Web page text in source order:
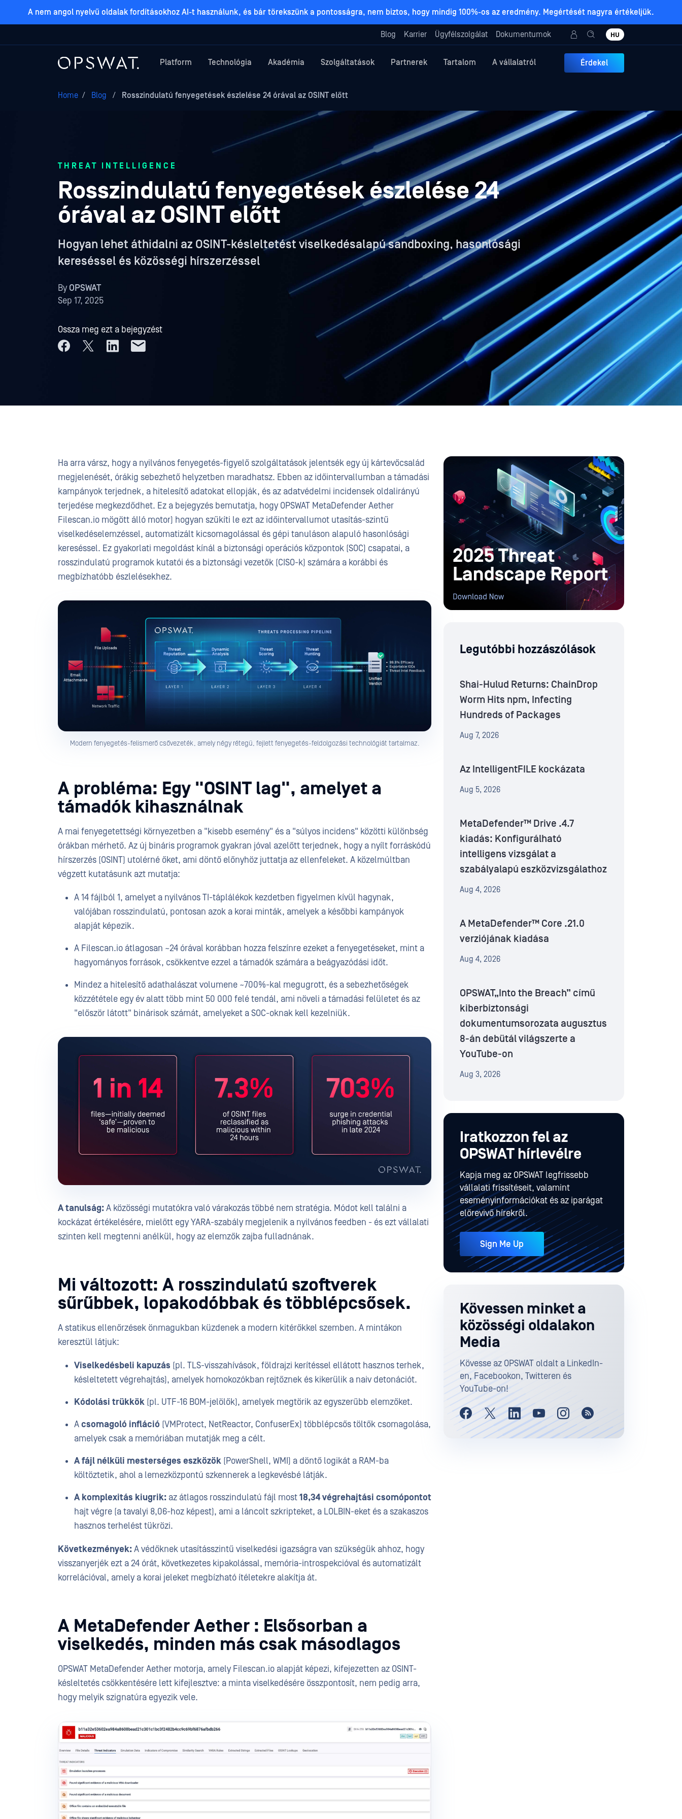
A nem angol nyelvű oldalak fordításokhoz AI-t használunk, és bár törekszünk a pontosságra, nem biztos, hogy mindig 100%-os az eredmény. Megértését nagyra értékeljük.
Blog Karrier Ügyfélszolgálat Dokumentumok HU
Platform Technológia Akadémia Szolgáltatások Partnerek Tartalom A vállalatról Érdekel
Home / Blog / Rosszindulatú fenyegetések észlelése 24 órával az OSINT előtt
THREAT INTELLIGENCE
Rosszindulatú fenyegetések észlelése 24
órával az OSINT előtt
Hogyan lehet áthidalni az OSINT-késleltetést viselkedésalapú sandboxing, hasonlósági
kereséssel és közösségi hírszerzéssel
ByOPSWAT
Sep 17, 2025
Ossza meg ezt a bejegyzést
Ha arra vársz, hogy a nyilvános fenyegetés-figyelő szolgáltatások jelentsék egy új kártevőcsalád
megjelenését, órákig sebezhető helyzetben maradhatsz. Ebben az időintervallumban a támadási
kampányok terjednek, a hitelesítő adatokat ellopják, és az adatvédelmi incidensek oldalirányú
terjedése megkezdődhet. Ez a bejegyzés bemutatja, hogy OPSWAT MetaDefender Aether
Filescan.io mögött álló motor) hogyan szűkíti le ezt az időintervallumot utasítás-szintű
viselkedéselemzéssel, automatizált kicsomagolással és gépi tanuláson alapuló hasonlósági
kereséssel. Ez gyakorlati megoldást kínál a biztonsági operációs központok (SOC) csapatai, a
rosszindulatú programok kutatói és a biztonsági vezetők (CISO-k) számára a korábbi és
megbízhatóbb észlelésekhez.
Modern fenyegetés-felismerő csővezeték, amely négy rétegű, fejlett fenyegetés-feldolgozási technológiát tartalmaz.
A probléma: Egy "OSINT lag", amelyet a
támadók kihasználnak
A mai fenyegetettségi környezetben a "kisebb esemény" és a "súlyos incidens" közötti különbség
órákban mérhető. Az új bináris programok gyakran jóval azelőtt terjednek, hogy a nyílt forráskódú
hírszerzés (OSINT) utolérné őket, ami döntő előnyhöz juttatja az ellenfeleket. A közelmúltban
végzett kutatásunk azt mutatja:
A 14 fájlból 1, amelyet a nyilvános TI-táplálékok kezdetben figyelmen kívül hagynak,
valójában rosszindulatú, pontosan azok a korai minták, amelyek a későbbi kampányok
alapját képezik.
A Filescan.io átlagosan ~24 órával korábban hozza felszínre ezeket a fenyegetéseket, mint a
hagyományos források, csökkentve ezzel a támadók számára a beágyazódási időt.
Mindez a hitelesítő adathalászat volumene ~700%-kal megugrott, és a sebezhetőségek
közzététele egy év alatt több mint 50 000 felé tendál, ami növeli a támadási felületet és az
"először látott" binárisok számát, amelyeket a SOC-oknak kell kezelniük.
A tanulság:A közösségi mutatókra való várakozás többé nem stratégia. Módot kell találni a
kockázat értékelésére, mielőtt egy YARA-szabály megjelenik a nyilvános feedben - és ezt vállalati
szinten kell megtenni anélkül, hogy az elemzők zajba fulladnának.
Mi változott: A rosszindulatú szoftverek
sűrűbbek, lopakodóbbak és többlépcsősek.
A statikus ellenőrzések önmagukban küzdenek a modern kitérőkkel szemben. A mintákon
keresztül látjuk:
Viselkedésbeli kapuzás (pl. TLS-visszahívások, földrajzi kerítéssel ellátott hasznos terhek,
késleltetett végrehajtás), amelyek homokozókban rejtőznek és kikerülik a naiv detonációt.
Kódolási trükkök (pl. UTF-16 BOM-jelölők), amelyek megtörik az egyszerűbb elemzőket.
Acsomagoló infláció (VMProtect, NetReactor, ConfuserEx) többlépcsős töltők csomagolása,
amelyek csak a memóriában mutatják meg a célt.
A fájl nélküli mesterséges eszközök (PowerShell, WMI) a döntő logikát a RAM-ba
költöztetik, ahol a lemezközpontú szkennerek a legkevésbé látják.
A komplexitás kiugrik: az átlagos rosszindulatú fájl most18,34 végrehajtási csomópontot
hajt végre (a tavalyi 8,06-hoz képest), ami a láncolt szkripteket, a LOLBIN-eket és a szakaszos
hasznos terhelést tükrözi.
Következmények:A védőknek utasításszintű viselkedési igazságra van szükségük ahhoz, hogy
visszanyerjék ezt a 24 órát, következetes kipakolással, memória-introspekcióval és automatizált
korrelációval, amely a korai jeleket megbízható ítéletekre alakítja át.
A MetaDefender Aether : Elsősorban a
viselkedés, minden más csak másodlagos
OPSWAT MetaDefender Aether motorja, amely Filescan.io alapját képezi, kifejezetten az OSINT-
késleltetés csökkentésére lett kifejlesztve: a minta viselkedésére összpontosít, nem pedig arra,
hogy melyik szignatúra egyezik vele.
Legutóbbi hozzászólások
Shai-Hulud Returns: ChainDrop
Worm Hits npm, Infecting
Hundreds of Packages
Aug 7, 2026
Az IntelligentFILE kockázata
Aug 5, 2026
MetaDefender™ Drive .4.7
kiadás: Konfigurálható
intelligens vizsgálat a
szabályalapú eszközvizsgálathoz
Aug 4, 2026
A MetaDefender™ Core .21.0
verziójának kiadása
Aug 4, 2026
OPSWAT„Into the Breach” című
kiberbiztonsági
dokumentumsorozata augusztus
8-án debütál világszerte a
YouTube-on
Aug 3, 2026
Iratkozzon fel az
OPSWAT hírlevélre
Kapja meg az OPSWAT legfrissebb
vállalati frissítéseit, valamint
eseményinformációkat és az iparágat
előrevivő hírekről.
Sign Me Up
Kövessen minket a
közösségi oldalakon
Media
Kövesse az OPSWAT oldalt a LinkedIn-
en, Facebookon, Twitteren és
YouTube-on!